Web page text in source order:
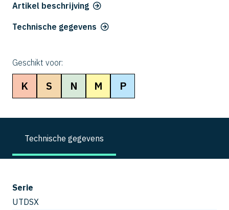
Artikel beschrijving
Technische gegevens
Geschikt voor:
K S N M P
Technische gegevens
Serie
UTDSX